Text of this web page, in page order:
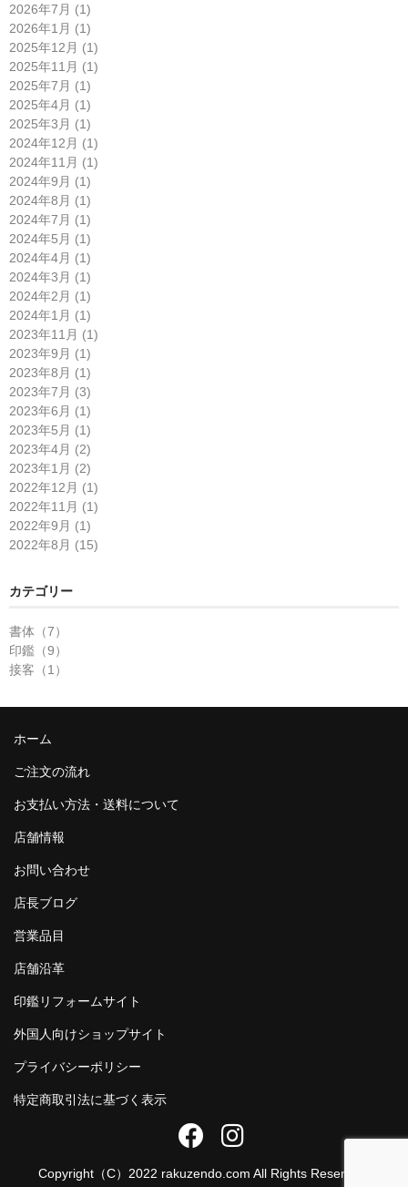
2026年7月 (1)
2026年1月 (1)
2025年12月 (1)
2025年11月 (1)
2025年7月 (1)
2025年4月 (1)
2025年3月 (1)
2024年12月 (1)
2024年11月 (1)
2024年9月 (1)
2024年8月 (1)
2024年7月 (1)
2024年5月 (1)
2024年4月 (1)
2024年3月 (1)
2024年2月 (1)
2024年1月 (1)
2023年11月 (1)
2023年9月 (1)
2023年8月 (1)
2023年7月 (3)
2023年6月 (1)
2023年5月 (1)
2023年4月 (2)
2023年1月 (2)
2022年12月 (1)
2022年11月 (1)
2022年9月 (1)
2022年8月 (15)
カテゴリー
書体（7）
印鑑（9）
接客（1）
ホーム
ご注文の流れ
お支払い方法・送料について
店舗情報
お問い合わせ
店長ブログ
営業品目
店舗沿革
印鑑リフォームサイト
外国人向けショップサイト
プライバシーポリシー
特定商取引法に基づく表示
Copyright（C）2022 rakuzendo.com All Rights Reserved.